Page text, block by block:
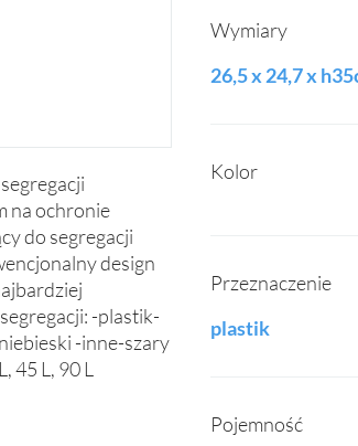
na ochronie
do segregacji
design
-plastik-
-inne-szary
45 L, 90 L
Wymiary
26,5 x 24,7 x
Kolor
Przeznaczenie
plastik
Pojemność